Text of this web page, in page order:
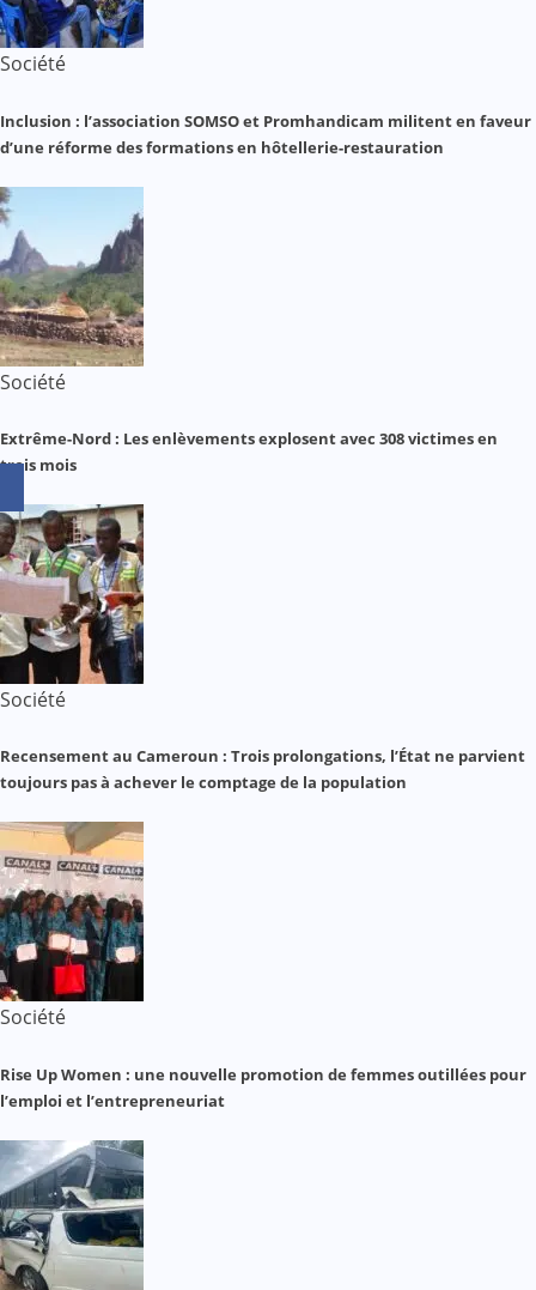
Société
Inclusion : l’association SOMSO et Promhandicam militent en faveur
d’une réforme des formations en hôtellerie-restauration
Société
Extrême-Nord : Les enlèvements explosent avec 308 victimes en
trois mois
Société
Recensement au Cameroun : Trois prolongations, l’État ne parvient
toujours pas à achever le comptage de la population
Société
Rise Up Women : une nouvelle promotion de femmes outillées pour
l’emploi et l’entrepreneuriat